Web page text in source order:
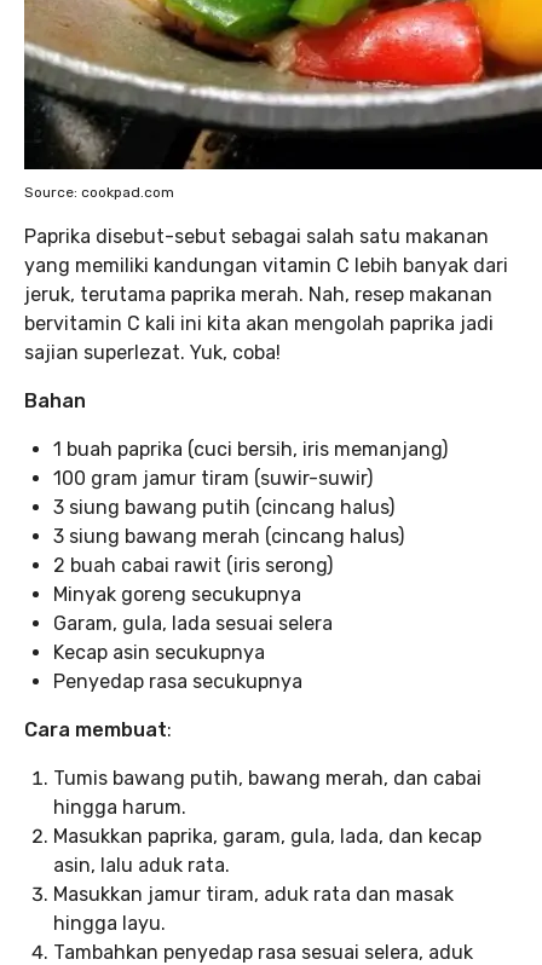
Source: cookpad.com
Paprika disebut-sebut sebagai salah satu makanan
yang memiliki kandungan vitamin C lebih banyak dari
jeruk, terutama paprika merah. Nah, resep makanan
bervitamin C kali ini kita akan mengolah paprika jadi
sajian superlezat. Yuk, coba!
Bahan
1 buah paprika (cuci bersih, iris memanjang)
100 gram jamur tiram (suwir-suwir)
3 siung bawang putih (cincang halus)
3 siung bawang merah (cincang halus)
2 buah cabai rawit (iris serong)
Minyak goreng secukupnya
Garam, gula, lada sesuai selera
Kecap asin secukupnya
Penyedap rasa secukupnya
Cara membuat:
Tumis bawang putih, bawang merah, dan cabai
hingga harum.
Masukkan paprika, garam, gula, lada, dan kecap
asin, lalu aduk rata.
Masukkan jamur tiram, aduk rata dan masak
hingga layu.
Tambahkan penyedap rasa sesuai selera, aduk